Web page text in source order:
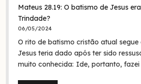
Mateus 28.19: O batismo de Jesus
Trindade?
06/05/2024
O rito de batismo cristão atual
Jesus teria dado após ter sido
muito conhecida: Ide, portanto, fazei